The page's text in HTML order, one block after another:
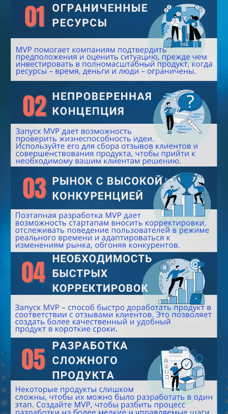
Подписывайтесь на
рассылку со статьями,
которую читают лидеры
рынка
Я даю Согласие на обработку перс.данных
на
Политики конфиденциальности
Я даю
Согласие на получение информационно-
рекламных рассылок
Телеграм-канал Product Lab